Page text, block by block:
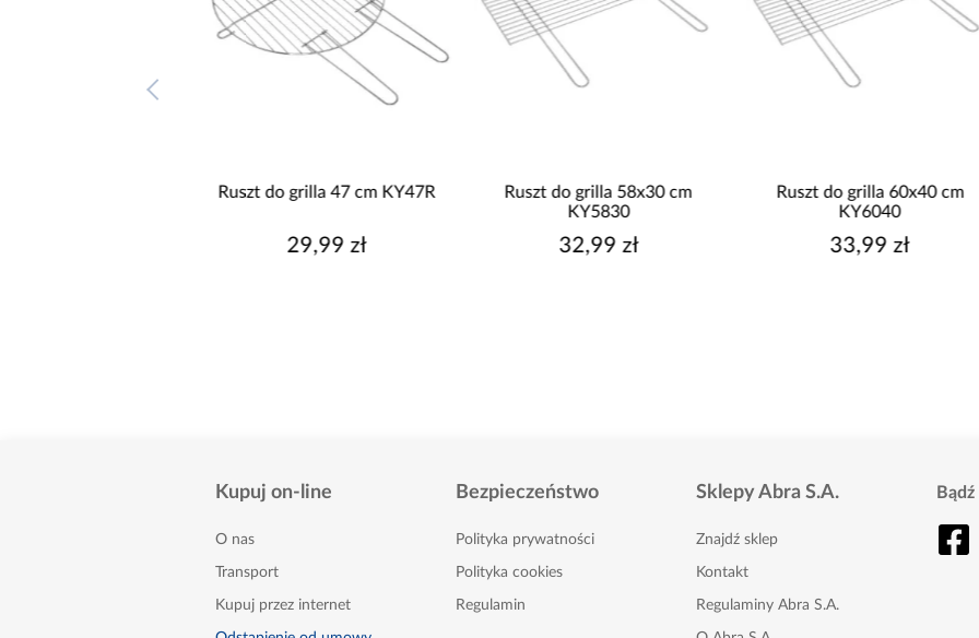
Ruszt do grilla 47 cm KY47R
29,99 zł
Ruszt do grilla 58x30 cm
KY5830
32,99 zł
Ruszt do grilla 60x40 cm
KY6040
33,99 zł
Kupuj on-line
O nas
Transport
Kupuj przez internet
Bezpieczeństwo
Polityka prywatności
Polityka cookies
Regulamin
Sklepy Abra S.A.
Znajdź sklep
Kontakt
Regulaminy Abra S.A.